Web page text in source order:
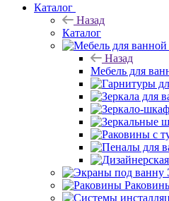
Каталог
Назад
Каталог
Назад
Мебель для